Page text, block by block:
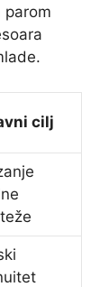
parom
cilj